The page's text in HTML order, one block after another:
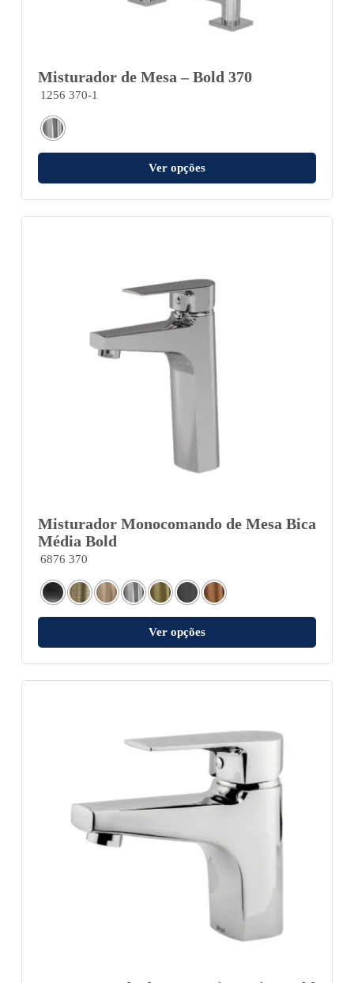
Misturador de Mesa – Bold 370
1256 370-1
Ver opções
Misturador Monocomando de Mesa Bica
Média Bold
6876 370
Ver opções